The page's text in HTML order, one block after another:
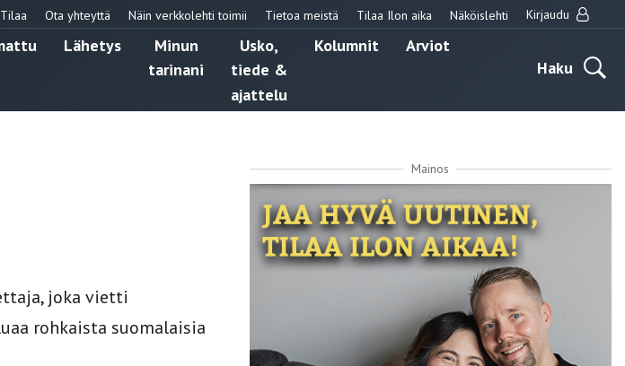
Tilaa Ota yhteyttä Näin verkkolehti toimii Tietoa meistä Tilaa Ilon aika Näköislehti Kirjaudu
Lähetys
Minun
tarinani
Usko,
tiede &
ajattelu
Kolumnit
Arviot
Haku
joka vietti
rohkaista suomalaisia
Mainos